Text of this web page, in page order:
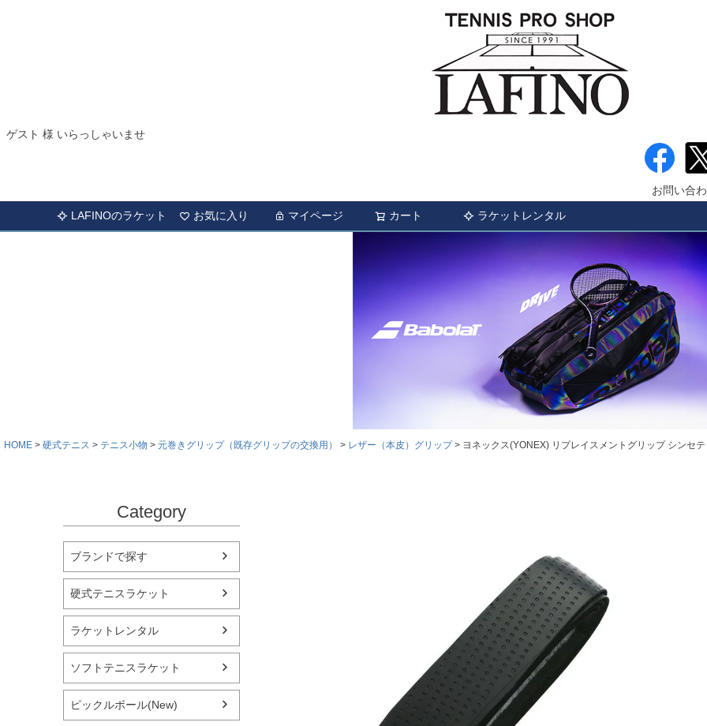
ゲスト 様 いらっしゃいませ
お問い合
LAFINOのラケット
お気に入り マイページ カート ラケットレンタル
HOME 硬式テニス テニス小物 元巻きグリップ（既存グリップの交換用） レザー（本皮）グリップ ヨネックス(YONEX) リプレイスメントグリップ シンセ
Category
ブランドで探す
硬式テニスラケット
ラケットレンタル
ソフトテニスラケット
ピックルボール(New)